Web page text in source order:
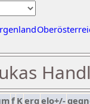
f Kerg elo+/-